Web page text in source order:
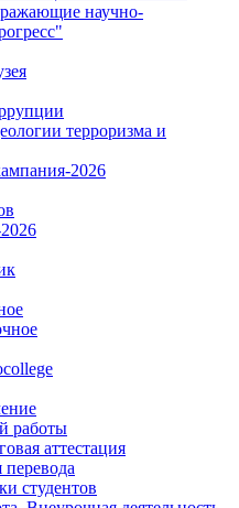
научно-
терроризма и
2026
работы
аттестация
студентов